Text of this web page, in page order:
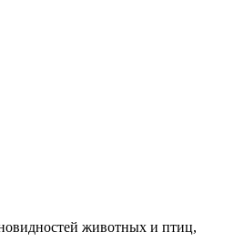
животных и птиц,